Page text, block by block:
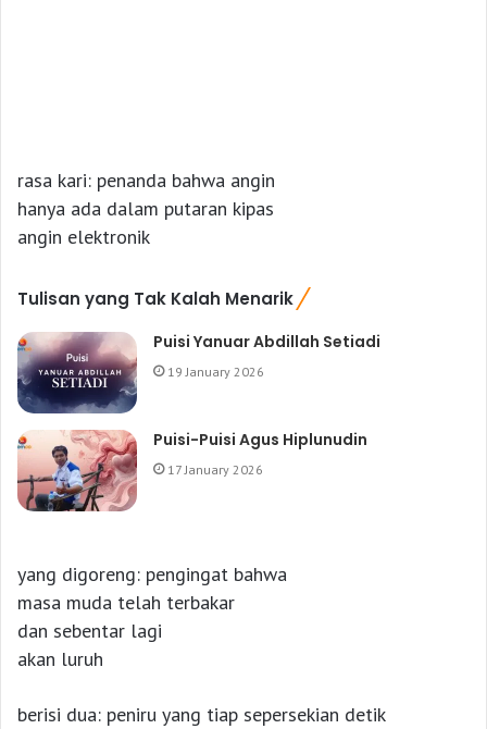
rasa kari: penanda bahwa angin
hanya ada dalam putaran kipas
angin elektronik
Tulisan yang Tak Kalah Menarik
Puisi Yanuar Abdillah Setiadi
19 January 2026
Puisi-Puisi Agus Hiplunudin
17 January 2026
yang digoreng: pengingat bahwa
masa muda telah terbakar
dan sebentar lagi
akan luruh
berisi dua: peniru yang tiap sepersekian detik